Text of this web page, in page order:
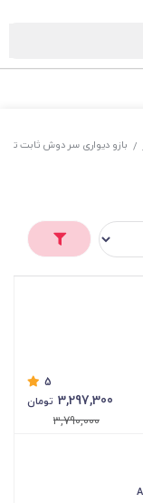
/ بازو دیواری سر دوش ثابت
5
3,297,300 تومان
3,790,000